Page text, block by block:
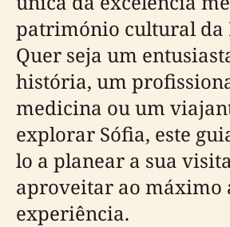
património cultural da
Quer seja um
história, um
medicina ou um
explorar Sófia, este
lo a planear a sua
aproveitar ao máximo
experiência.